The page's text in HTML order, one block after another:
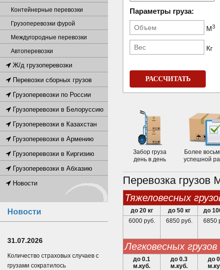
Параметры груза:
М3
Кг
РАССЧИТАТЬ
Забор груза
день в день
Более
успешной
Перевозка грузов
тяжеловесных
до 20 кг до 50 кг
до
6000 руб.
6850 руб. 6850
легковесных грузов
до 0.1
м.куб.
до 0.3
м.куб.
до
Контейнерные перевозки
Грузоперевозки фурой
Междугородные перевозки
Автоперевозки
Ж/д грузоперевозки
Перевозки сборных грузов
Грузоперевозки по России
Грузоперевозки в Белоруссию
Грузоперевозки в Казахстан
Грузоперевозки в Армению
Грузоперевозки в Киргизию
Грузоперевозки в Абхазию
Новости
Новости
31.07.2026
Количество страховых случаев с
грузами сократилось